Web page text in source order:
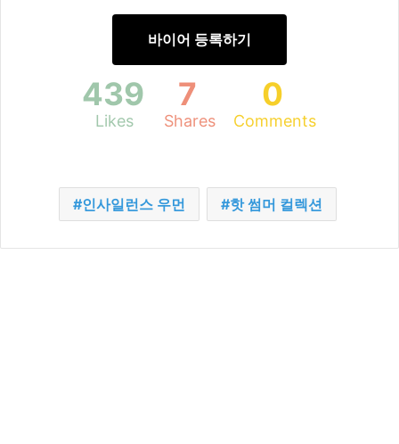
바이어 등록하기
439
Likes
7
Shares
0
Comments
인사일런스 우먼 핫 썸머 컬렉션